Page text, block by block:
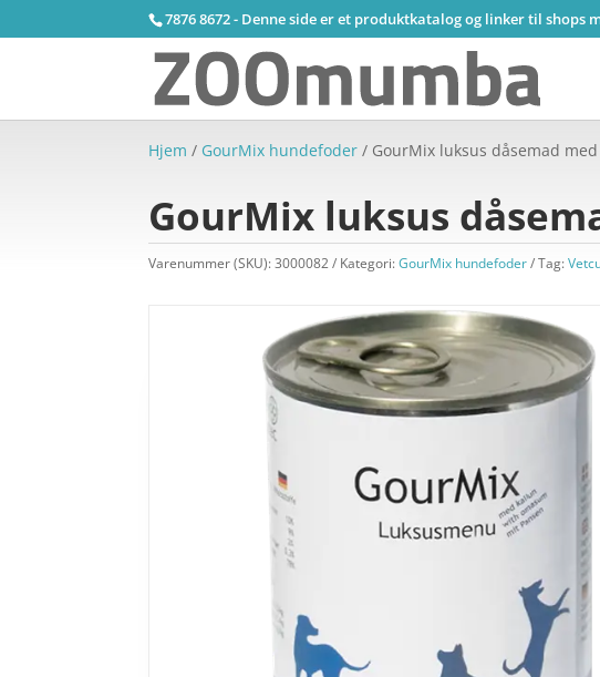
7876 8672 - Denne side er et produktkatalog og linker til shops
Hjem / GourMix hundefoder / GourMix luksus dåsemad
GourMix luksus
Varenummer (SKU):3000082 Kategori:GourMix hundefoder Tag: